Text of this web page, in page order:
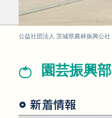
公益社団法人 茨城県農林振興公社
園芸振興部